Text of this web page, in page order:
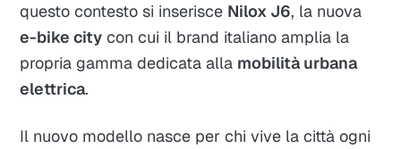
questo contesto si inserisce Nilox J6, la nuova
e-bike city con cui il brand italiano amplia la
propria gamma dedicata alla mobilità urbana
elettrica.
Il nuovo modello nasce per chi vive la città ogni